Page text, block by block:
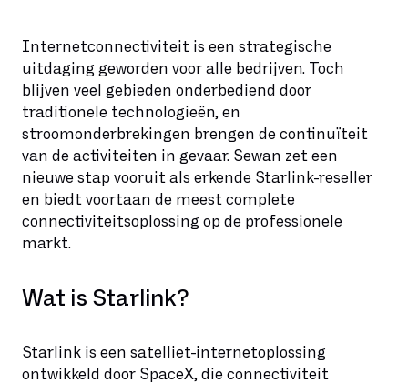
Internetconnectiviteit is een strategische
uitdaging geworden voor alle bedrijven. Toch
blijven veel gebieden onderbediend door
traditionele technologieën, en
stroomonderbrekingen brengen de continuïteit
van de activiteiten in gevaar. Sewan zet een
nieuwe stap vooruit als erkende Starlink-reseller
en biedt voortaan de meest complete
connectiviteitsoplossing op de professionele
markt.
Wat is Starlink?
Starlink is een satelliet-internetoplossing
ontwikkeld door SpaceX, die connectiviteit